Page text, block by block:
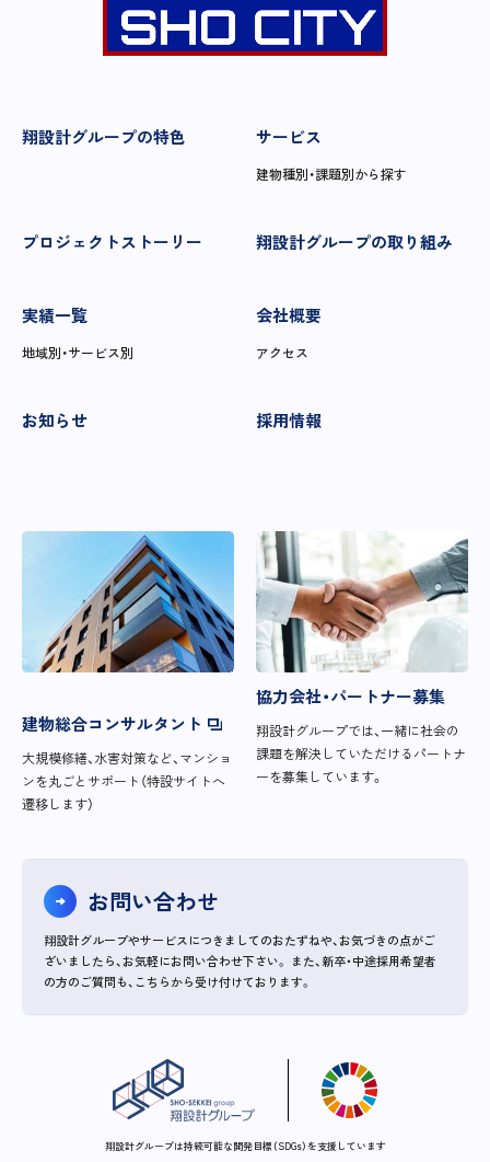
翔設計グループの特色 サービス
建物種別・課題別から探す
プロジェクトストーリー 翔設計グループの取り組み
実績一覧
地域別・サービス別
会社概要
アクセス
お知らせ 採用情報
建物総合コンサルタント
大規模修繕、水害対策など、マンショ
ンを丸ごとサポート（特設サイトへ
遷移します）
協力会社・パートナー募集
翔設計グループでは、一緒に社会の
課題を解決していただけるパートナ
ーを募集しています。
お問い合わせ
翔設計グループやサービスにつきましてのおたずねや、お気づきの点がご
ざいましたら、お気軽にお問い合わせ下さい。 また、新卒・中途採用希望者
の方のご質問も、こちらから受け付けております。
翔設計グループは持続可能な開発目標（SDGs）を支援しています